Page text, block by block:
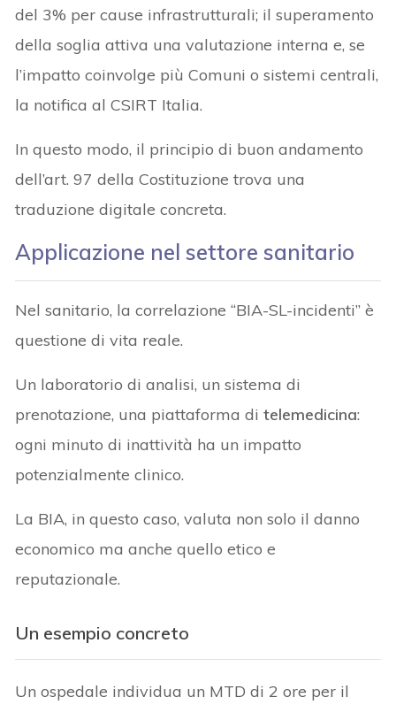
del 3% per cause infrastrutturali; il superamento
della soglia attiva una valutazione interna e, se
l’impatto coinvolge più Comuni o sistemi centrali,
la notifica al CSIRT Italia.
In questo modo, il principio di buon andamento
dell’art. 97 della Costituzione trova una
traduzione digitale concreta.
Applicazione nel settore sanitario
Nel sanitario, la correlazione “BIA-SL-incidenti” è
questione di vita reale.
Un laboratorio di analisi, un sistema di
prenotazione, una piattaforma ditelemedicina:
ogni minuto di inattività ha un impatto
potenzialmente clinico.
La BIA, in questo caso, valuta non solo il danno
economico ma anche quello etico e
reputazionale.
Un esempio concreto
Un ospedale individua un MTD di 2 ore per il